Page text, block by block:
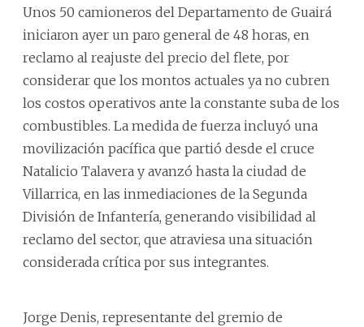
Unos 50 camioneros del Departamento de Guairá
iniciaron ayer un paro general de 48 horas, en
reclamo al reajuste del precio del flete, por
considerar que los montos actuales ya no cubren
los costos operativos ante la constante suba de los
combustibles. La medida de fuerza incluyó una
movilización pacífica que partió desde el cruce
Natalicio Talavera y avanzó hasta la ciudad de
Villarrica, en las inmediaciones de la Segunda
División de Infantería, generando visibilidad al
reclamo del sector, que atraviesa una situación
considerada crítica por sus integrantes.
Jorge Denis, representante del gremio de